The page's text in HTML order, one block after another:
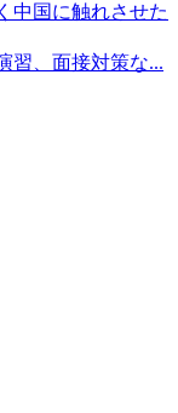
中国に触れさせた
習、面接対策な...